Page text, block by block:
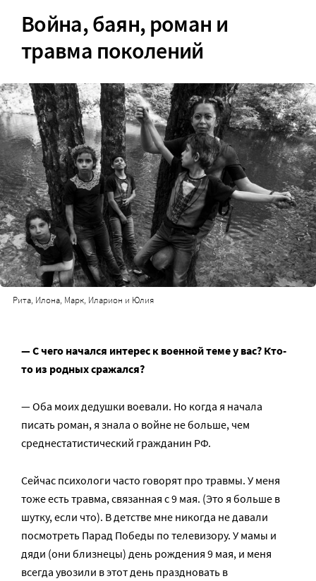
Война, баян, роман и
травма поколений
Рита, Илона, Марк, Иларион и Юлия
— С чего начался интерес к военной теме у вас? Кто-
то из родных сражался?
— Оба моих дедушки воевали. Но когда я начала
писать роман, я знала о войне не больше, чем
среднестатистический гражданин РФ.
Сейчас психологи часто говорят про травмы. У меня
тоже есть травма, связанная с 9 мая. (Это я больше в
шутку, если что). В детстве мне никогда не давали
посмотреть Парад Победы по телевизору. У мамы и
дяди (они близнецы) день рождения 9 мая, и меня
всегда увозили в этот день праздновать в